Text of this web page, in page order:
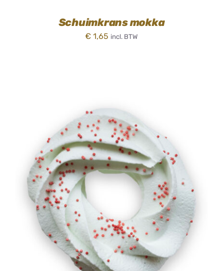
Schuimkrans mokka
€ 1,65 incl. BTW
TOEVOEGEN AAN WINKELWAGEN
/
DETAILS